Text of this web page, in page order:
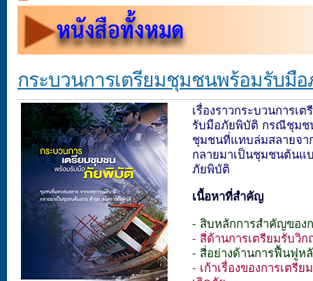
กระบวนการเตรียมชุมชนพร้อมรับมื
เรื่องราวกระบวนการเ
รับมือภัยพิบัติ กรณีชุมช
ชุมชนที่แทบล่มสลายจ
กลายมาเป็นชุมชนต้นแ
ภัยพิบัติ
เนื้อหาที่สำคัญ
- สิบหลักการสำคัญของ
- สี่ด้านการเตรียมรับวิก
- สี่อย่างด้านการฟื้นฟูห
- เก้าเรื่องของการเตรี